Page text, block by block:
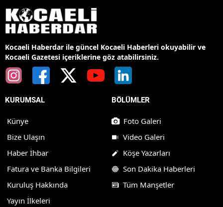
Kocaeli Haberdar ile güncel Kocaeli Haberleri okuyabilir ve
Kocaeli Gazetesi içeriklerine göz atabilirsiniz.
KURUMSAL
Künye
Bize Ulaşın
Haber İhbar
Fatura ve Banka Bilgileri
Kuruluş Hakkında
Yayın İlkeleri
BÖLÜMLER
Foto Galeri
Video Galeri
Köşe Yazarları
Son Dakika Haberleri
Tüm Manşetler